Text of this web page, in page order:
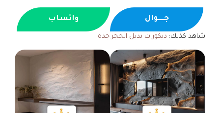
جــــوال واتساب
شاهد كذلك: ديكورات بديل الحجر جدة